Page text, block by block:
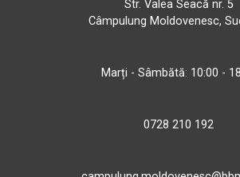
Str. Valea Seacă nr. 5
Câmpulung Moldovenesc,
Marți - Sâmbătă: 10:00 -
0728 210 192